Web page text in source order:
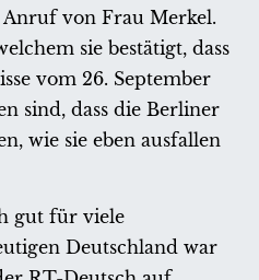
von Frau Merkel.
sie bestätigt, dass
vom 26. September
sind, dass die Berliner
wie sie eben ausfallen
gut für viele
Deutschland war